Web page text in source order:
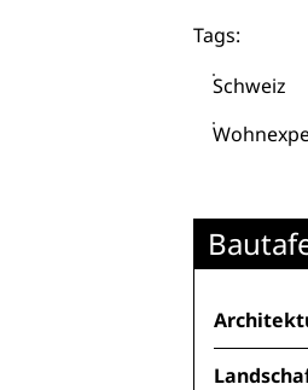
Tags:
Schweiz